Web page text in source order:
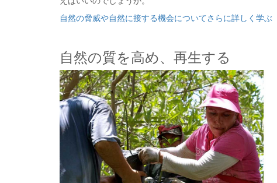
自然の脅威や自然に接する機会についてさらに詳しく学ぶ
自然の質を高め、再生する